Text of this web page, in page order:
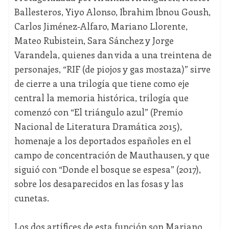
Ballesteros, Yiyo Alonso, Ibrahim Ibnou Goush,
Carlos Jiménez-Alfaro, Mariano Llorente,
Mateo Rubistein, Sara Sánchez y Jorge
Varandela, quienes dan vida a una treintena de
personajes, “RIF (de piojos y gas mostaza)” sirve
de cierre a una trilogía que tiene como eje
central la memoria histórica, trilogía que
comenzó con “El triángulo azul” (Premio
Nacional de Literatura Dramática 2015),
homenaje a los deportados españoles en el
campo de concentración de Mauthausen, y que
siguió con “Donde el bosque se espesa” (2017),
sobre los desaparecidos en las fosas y las
cunetas.
Los dos artífices de esta función son Mariano